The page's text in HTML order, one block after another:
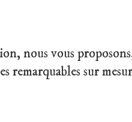
nous vous
remarquables sur